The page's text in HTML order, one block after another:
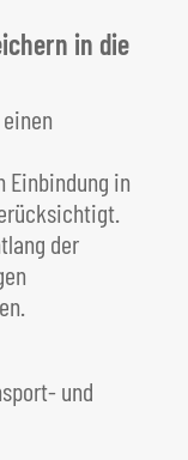
in die
Einbindung in
der
und